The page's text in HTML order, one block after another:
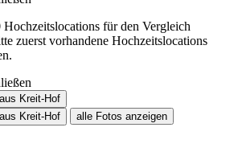
für den Vergleich
zuerst vorhandene Hochzeitslocations
alle Fotos anzeigen